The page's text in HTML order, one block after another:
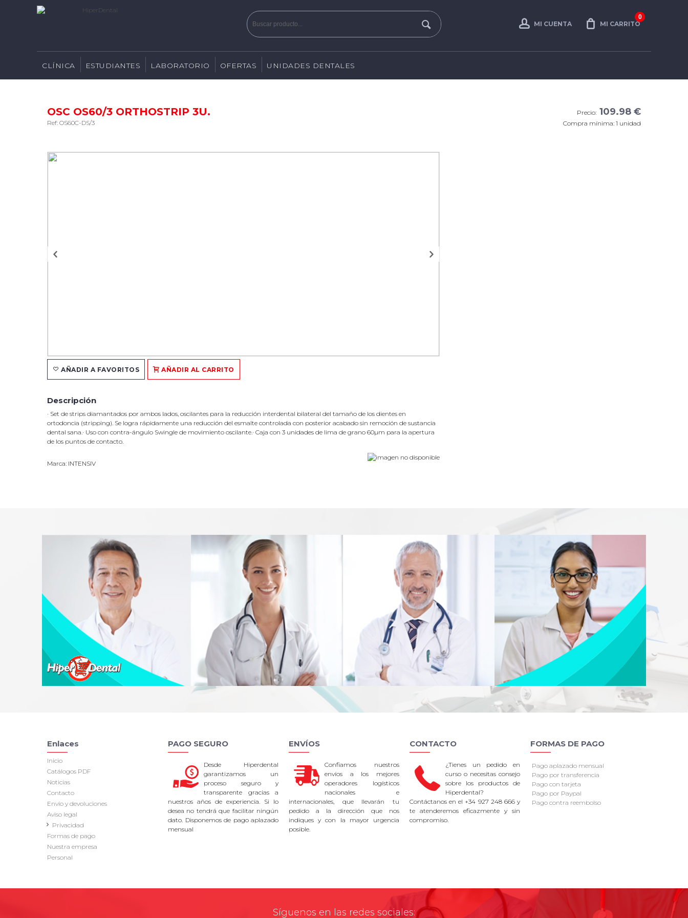
0
MI CARRITO
MI CUENTA
CLÍNICA ESTUDIANTES LABORATORIO OFERTAS UNIDADES DENTALES
OSC OS60/3 ORTHOSTRIP 3U.
Ref: OS60C-DS/3
Precio: 109.98 €
Compra mínima: 1 unidad
AÑADIR A FAVORITOS AÑADIR AL CARRITO
Descripción
· Set de strips diamantados por ambos lados, oscilantes para la reducción interdental bilateral del tamaño de los dientes en
ortodoncia (stripping). Se logra rápidamente una reducción del esmalte controlada con posterior acabado sin remoción de sustancia
dental sana.· Uso con contra-ángulo Swingle de movimiento oscilante.· Caja con 3 unidades de lima de grano 60µm para la apertura
de los puntos de contacto.
Marca: INTENSIV
Enlaces
Inicio
Catálogos PDF
Noticias
Contacto
Envío y devoluciones
Aviso legal
Privacidad
Formas de pago
Nuestra empresa
Personal
PAGO SEGURO
Desde Hiperdental
garantizamos un
proceso seguro y
transparente gracias a
nuestros años de experiencia. Si lo
desea no tendrá que facilitar ningún
dato. Disponemos de pago aplazado
mensual
ENVÍOS
Confiamos nuestros
envíos a los mejores
operadores logísticos
nacionales e
internacionales, que llevarán tu
pedido a la dirección que nos
indiques y con la mayor urgencia
posible.
CONTACTO
¿Tienes un pedido en
curso o necesitas consejo
sobre los productos de
Hiperdental?
Contáctanos en el +34 927 248 666 y
te atenderemos eficazmente y sin
compromiso.
FORMAS DE PAGO
Pago aplazado mensual
Pago por transferencia
Pago con tarjeta
Pago por Paypal
Pago contra reembolso
Síguenos en las redes sociales: